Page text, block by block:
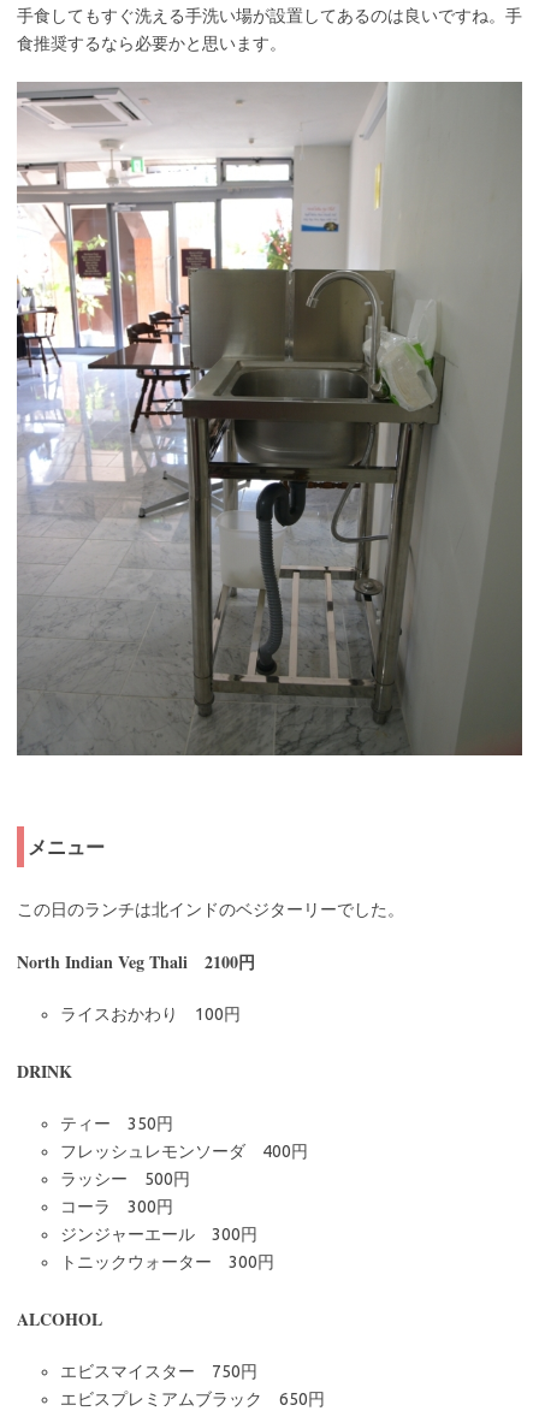
手食してもすぐ洗える手洗い場が設置してあるのは良いですね。手
食推奨するなら必要かと思います。
メニュー
この日のランチは北インドのベジターリーでした。
North Indian Veg Thali 2100円
ライスおかわり 100円
DRINK
ティー 350円
フレッシュレモンソーダ 400円
ラッシー 500円
コーラ 300円
ジンジャーエール 300円
トニックウォーター 300円
ALCOHOL
エビスマイスター 750円
エビスプレミアムブラック 650円